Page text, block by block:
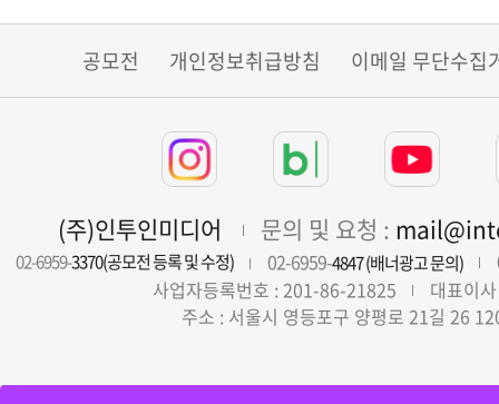
공모전 개인정보취급방침 이메일 무단수집
(주)인투인미디어 문의 및 요청 :
02-6959-3370(공모전 등록 및 수정) 02-6959-4847 (배너광고 문의)
사업자등록번호 : 201-86-21825
대표이
주소 : 서울시 영등포구 양평로 21길 26